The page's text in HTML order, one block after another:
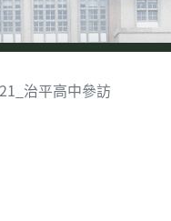
治平高中參訪